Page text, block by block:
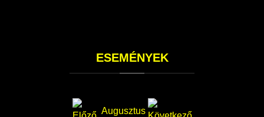
ESEMÉNYEK
Augusztus